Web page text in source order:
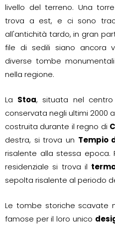
livello del terreno. Una
trova a est, e ci sono
all'antichità tardo, in gran
file di sedili siano ancora
diverse tombe
nella regione.
La Stoa, situata nel
conservata negli ultimi 2000
costruita durante il regno di
destra, si trova un Tempio
risalente alla stessa epoca.
residenziale si trova il
sepolta risalente al periodo
Le tombe storiche scavate
famose per il loro unico